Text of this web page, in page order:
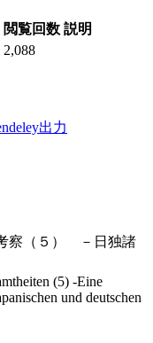
閲覧回数 説明
2,088
出力
察（５） －日独諸
(5) -Eine
und deutschen